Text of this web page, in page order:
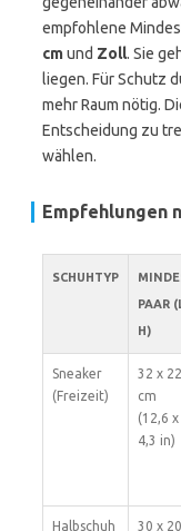
empfohlene
cmund Zoll. Sie
liegen. Für Schutz
mehr Raum nötig.
Entscheidung zu
wählen.
Empfehlungen
SCHUHTYP
AAR (L
)
Sneaker
(Freizeit)
32 x
cm
(12,6
4,3 in)
Halbschuh
30 x